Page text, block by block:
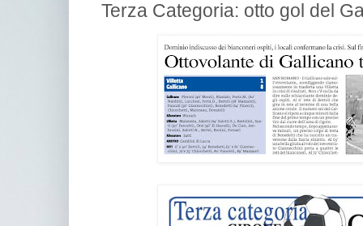
Terza Categoria: otto gol del